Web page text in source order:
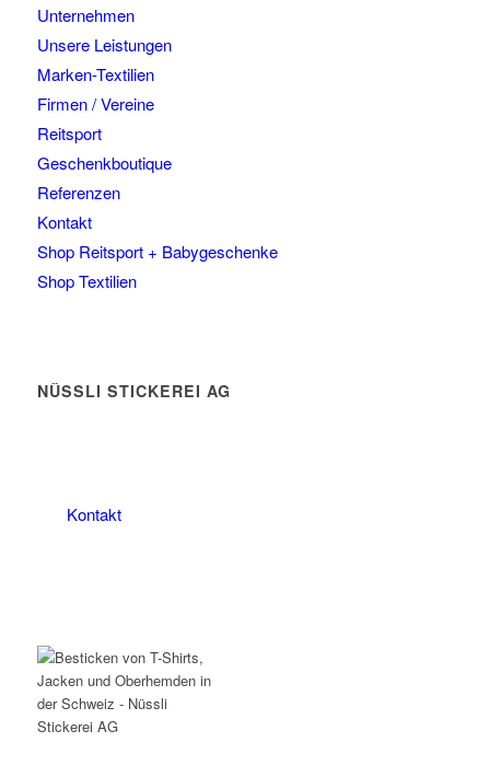
Unternehmen
Unsere Leistungen
Marken-Textilien
Firmen / Vereine
Reitsport
Geschenkboutique
Referenzen
Kontakt
Shop Reitsport + Babygeschenke
Shop Textilien
NÜSSLI STICKEREI AG
Kontakt